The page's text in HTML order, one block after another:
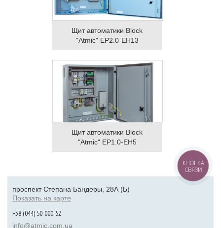
Щит автоматики Block
"Atmic" EP2.0-EH13
Щит автоматики Block
"Atmic" EP1.0-EH5
проспект Степана Бандеры, 28А (Б)
Показать на карте
+38 (044) 50-000-52
info@atmic.com.ua
КНОПКА
СВЯЗИ